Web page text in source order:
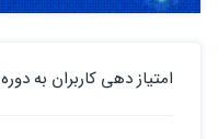
امتیاز دهی کاربران به دوره